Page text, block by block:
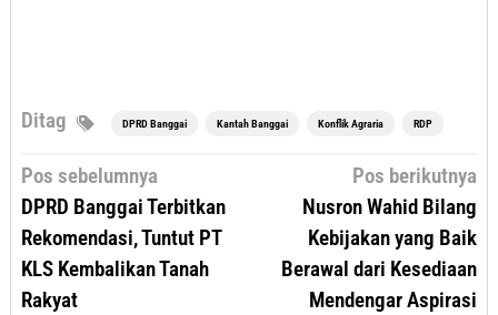
Ditag DPRD Banggai Kantah Banggai Konflik Agraria RDP
Navigasi
Pos sebelumnya
DPRD Banggai Terbitkan
Rekomendasi, Tuntut PT
KLS Kembalikan Tanah
Rakyat
Pos berikutnya
Nusron Wahid Bilang
Kebijakan yang Baik
Berawal dari Kesediaan
Mendengar Aspirasi